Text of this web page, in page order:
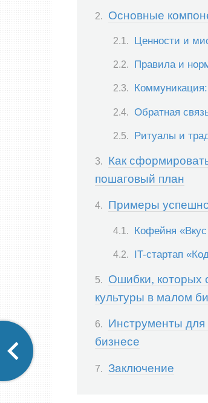
Основные
Ценности и
Правила и
Обратная
Ритуалы и
Как
пошаговый план
Примеры
Кофейня
IT-стартап
Ошибки, которых
культуры в малом
Инструменты для
бизнесе
Заключение